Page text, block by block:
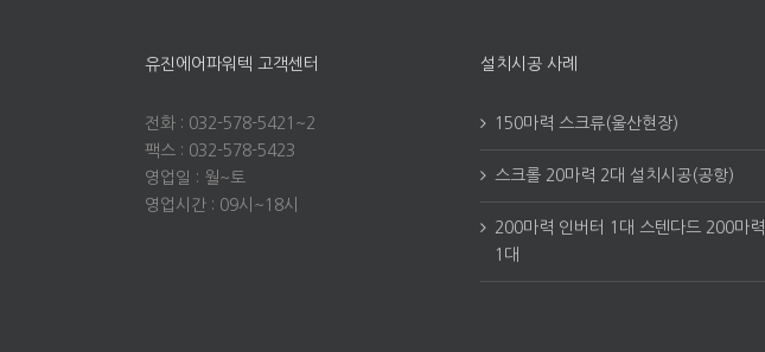
유진에어파워텍 고객센터
전화 : 032-578-5421~2
팩스 : 032-578-5423
영업일 : 월~토
영업시간 : 09시~18시
설치시공 사례
150마력 스크류(울산현장)
스크롤 20마력 2대 설치시공(공항)
200마력 인버터 1대 스텐다드 200마력
1대